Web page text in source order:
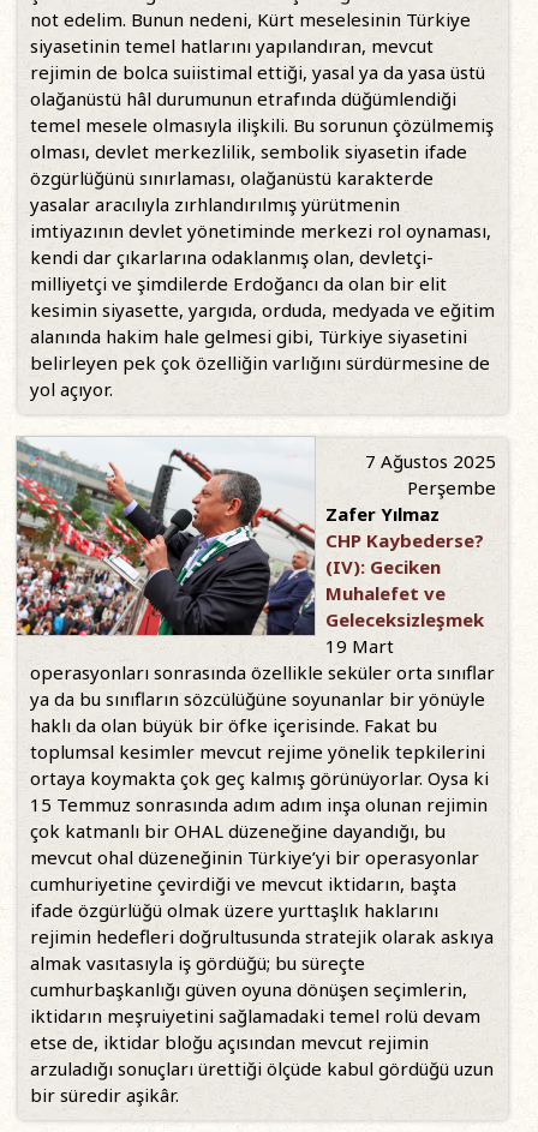
not edelim. Bunun nedeni, Kürt meselesinin Türkiye
siyasetinin temel hatlarını yapılandıran, mevcut
rejimin de bolca suiistimal ettiği, yasal ya da yasa üstü
olağanüstü hâl durumunun etrafında düğümlendiği
temel mesele olmasıyla ilişkili. Bu sorunun çözülmemiş
olması, devlet merkezlilik, sembolik siyasetin ifade
özgürlüğünü sınırlaması, olağanüstü karakterde
yasalar aracılıyla zırhlandırılmış yürütmenin
imtiyazının devlet yönetiminde merkezi rol oynaması,
kendi dar çıkarlarına odaklanmış olan, devletçi-
milliyetçi ve şimdilerde Erdoğancı da olan bir elit
kesimin siyasette, yargıda, orduda, medyada ve eğitim
alanında hakim hale gelmesi gibi, Türkiye siyasetini
belirleyen pek çok özelliğin varlığını sürdürmesine de
yol açıyor.
7 Ağustos 2025
Perşembe
Zafer Yılmaz
CHP Kaybederse?
(IV): Geciken
Muhalefet ve
Geleceksizleşmek
19 Mart
operasyonları sonrasında özellikle seküler orta sınıflar
ya da bu sınıfların sözcülüğüne soyunanlar bir yönüyle
haklı da olan büyük bir öfke içerisinde. Fakat bu
toplumsal kesimler mevcut rejime yönelik tepkilerini
ortaya koymakta çok geç kalmış görünüyorlar. Oysa ki
15 Temmuz sonrasında adım adım inşa olunan rejimin
çok katmanlı bir OHAL düzeneğine dayandığı, bu
mevcut ohal düzeneğinin Türkiye’yi bir operasyonlar
cumhuriyetine çevirdiği ve mevcut iktidarın, başta
ifade özgürlüğü olmak üzere yurttaşlık haklarını
rejimin hedefleri doğrultusunda stratejik olarak askıya
almak vasıtasıyla iş gördüğü; bu süreçte
cumhurbaşkanlığı güven oyuna dönüşen seçimlerin,
iktidarın meşruiyetini sağlamadaki temel rolü devam
etse de, iktidar bloğu açısından mevcut rejimin
arzuladığı sonuçları ürettiği ölçüde kabul gördüğü uzun
bir süredir aşikâr.